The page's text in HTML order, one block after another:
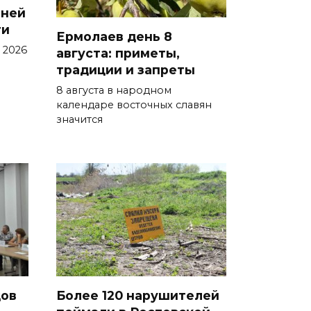
Утром над акваторией
Азовского моря сбили
вражеские БПЛА
08 августа 2026 09:29
Аномальная жара до +40 °C
августа
08 августа 2026 09:23
Ночью дежурными силами
ПВО перехвачены и
уничтожены 397 украинских
беспилотников
08 августа 2026 09:19
2026
Ермолаев день 8
августа: приметы,
традиции и запреты
8 августа в народном
календаре восточных славян
значится
Более 120 нарушителей